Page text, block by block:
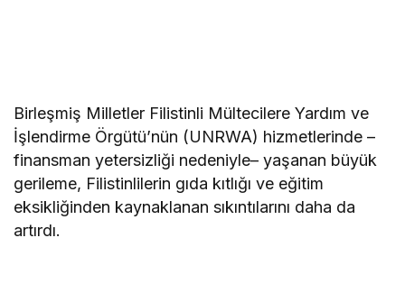
Birleşmiş Milletler Filistinli Mültecilere Yardım ve
İşlendirme Örgütü’nün (UNRWA) hizmetlerinde –
finansman yetersizliği nedeniyle– yaşanan büyük
gerileme, Filistinlilerin gıda kıtlığı ve eğitim
eksikliğinden kaynaklanan sıkıntılarını daha da
artırdı.